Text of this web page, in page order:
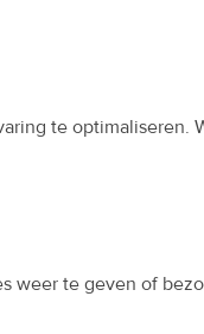
te optimaliseren.
te geven of